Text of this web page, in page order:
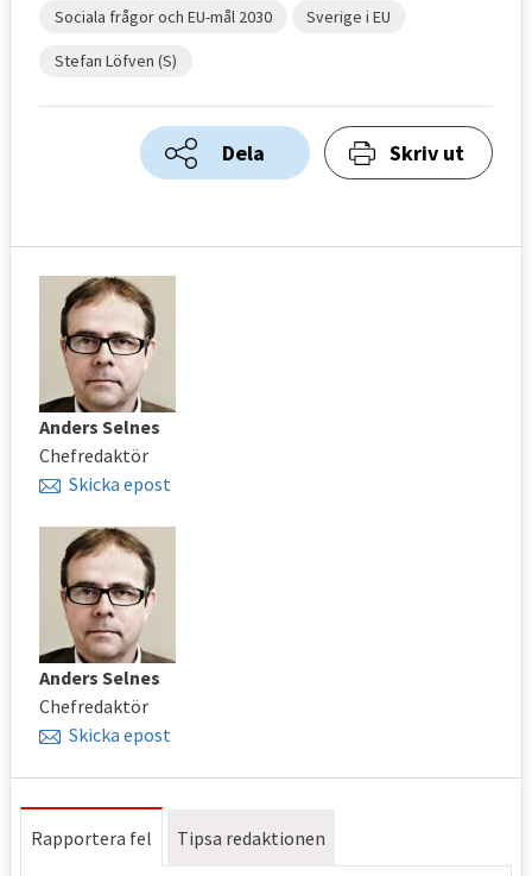
Sociala frågor och EU-mål 2030
Sverige i EU
Stefan Löfven (S)
Dela Skriv ut
Anders Selnes
Chefredaktör
Skicka epost
Anders Selnes
Chefredaktör
Skicka epost
Rapportera fel Tipsa redaktionen